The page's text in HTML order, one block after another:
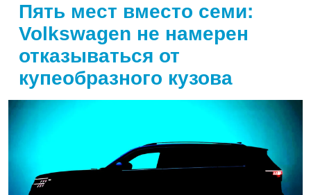
Пять мест вместо семи:
Volkswagen не намерен
отказываться от
купеобразного кузова